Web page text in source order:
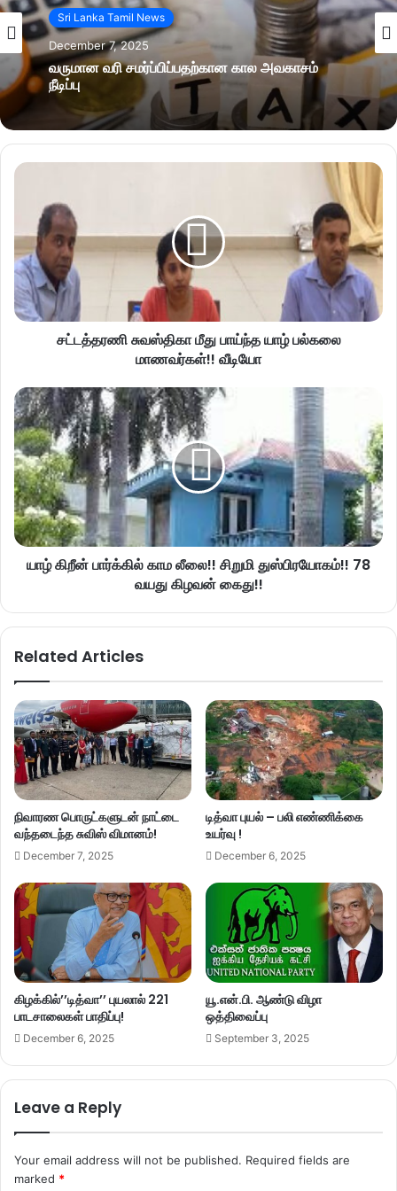
Sri Lanka Tamil News
December 7, 2025
வருமான வரி சமர்ப்பிப்பதற்கான கால அவகாசம்
நீடிப்பு
சட்டத்தரணி சுவஸ்திகா மீது பாய்ந்த யாழ் பல்கலை
மாணவர்கள்!! வீடியோ
யாழ் கிறீன் பார்க்கில் காம லீலை!! சிறுமி துஸ்பிரயோகம்!! 78
வயது கிழவன் கைது!!
Related Articles
நிவாரண பொருட்களுடன் நாட்டை
வந்தடைந்த சுவிஸ் விமானம்!
December 7, 2025
டித்வா புயல் – பலி எண்ணிக்கை
உயர்வு !
December 6, 2025
கிழக்கில்’’டித்வா’’ புயலால் 221
பாடசாலைகள் பாதிப்பு!
December 6, 2025
யூ.என்.பி. ஆண்டு விழா
ஒத்திவைப்பு
September 3, 2025
Leave a Reply
Your email address will not be published. Required fields are
marked *